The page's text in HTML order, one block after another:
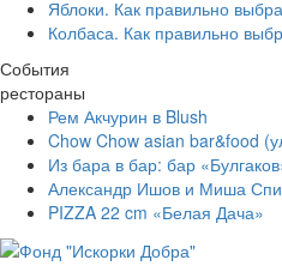
Яблоки. Как правильно
Колбаса. Как правильно
События
рестораны
Рем Акчурин в Blush
Chow Chow asian bar&food
Из бара в бар: бар
Александр Ишов и Миша
PIZZA 22 cm «Белая Дача»